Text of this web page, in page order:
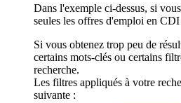
Dans l'exemple ci-dessus, si
seules les offres d'emploi en
Si vous obtenez trop peu de
certains mots-clés ou certains
recherche.
Les filtres appliqués à votre
suivante :